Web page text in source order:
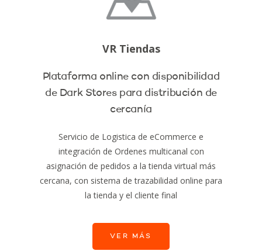
VR Tiendas
Plataforma online con disponibilidad
de Dark Stores para distribución de
cercanía
Servicio de Logistica de eCommerce e
integración de Ordenes multicanal con
asignación de pedidos a la tienda virtual más
cercana, con sistema de trazabilidad online para
la tienda y el cliente final
VER MÁS